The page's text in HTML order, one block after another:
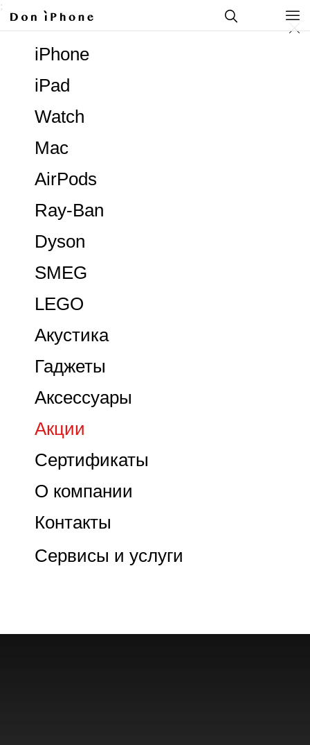
;
Контакты
О компании
Сертификаты
Акции
Аксессуары
Гаджеты
Акустика
Dyson
AirPods
Ray-Ban
LEGO
SMEG
Mac
Watch
iPad
iPhone
Сервисы и услуги